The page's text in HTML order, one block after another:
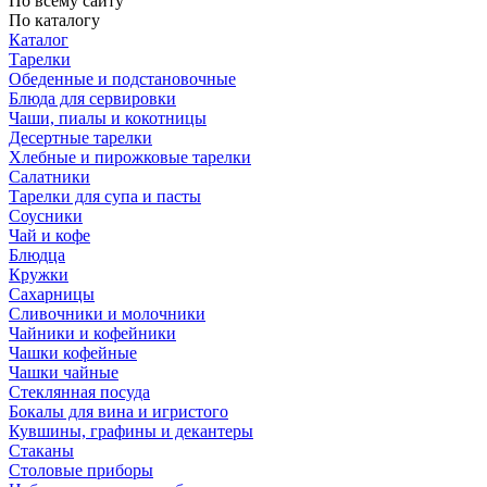
По каталогу
Каталог
Тарелки
Обеденные и подстановочные
Блюда для сервировки
Чаши, пиалы и кокотницы
Десертные тарелки
Хлебные и пирожковые тарелки
Салатники
Тарелки для супа и пасты
Соусники
Чай и кофе
Блюдца
Кружки
Сахарницы
Сливочники и молочники
Чайники и кофейники
Чашки кофейные
Чашки чайные
Стеклянная посуда
Бокалы для вина и игристого
Кувшины, графины и декантеры
Стаканы
Столовые приборы